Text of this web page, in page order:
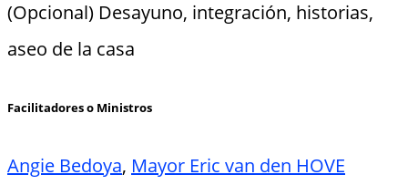
(Opcional) Desayuno, integración, historias,
aseo de la casa
Facilitadores o Ministros
Angie Bedoya, Mayor Eric van den HOVE